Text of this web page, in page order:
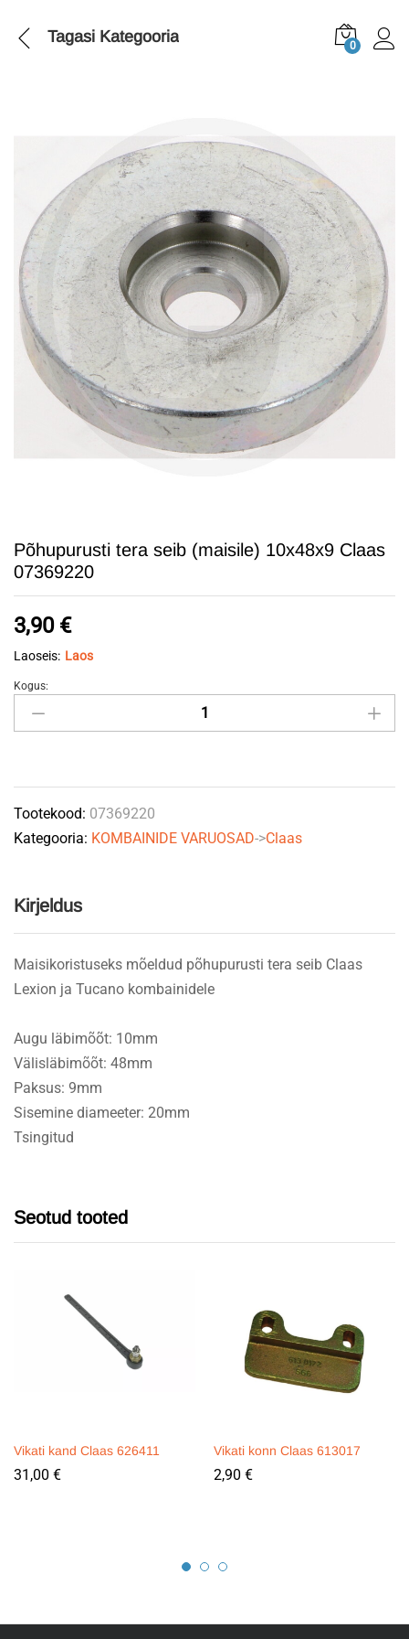
Tagasi Kategooria 0
Põhupurusti tera seib (maisile) 10x48x9 Claas
07369220
3,90 €
Laoseis: Laos
Põhupurusti
tera
10x48x9
Claas
07369220
Kogus:
Tootekood: 07369220
Kategooria: KOMBAINIDE VARUOSAD->Claas
Kirjeldus
Maisikoristuseks mõeldud põhupurusti tera seib Claas
Lexion ja Tucano kombainidele
Augu läbimõõt: 10mm
Välisläbimõõt: 48mm
Paksus: 9mm
Sisemine diameeter: 20mm
Tsingitud
Seotud tooted
Vikati kand Claas 626411
31,00 €
Vikati konn Claas 613017
2,90 €